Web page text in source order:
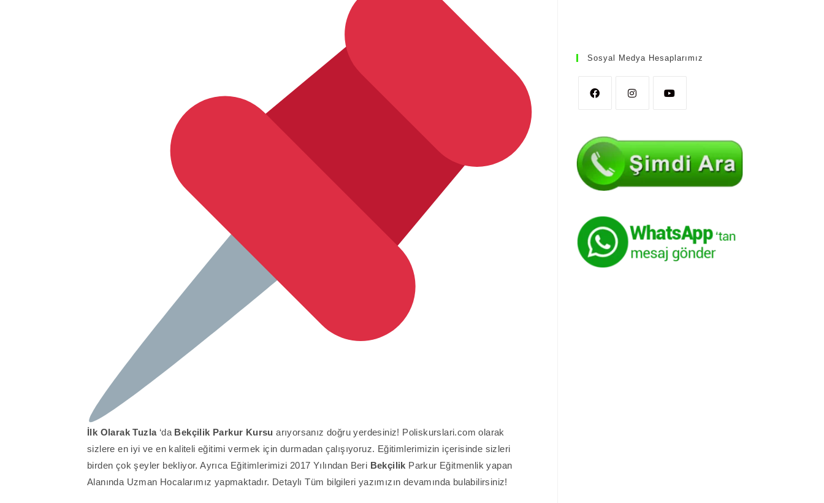
İlk OlarakTuzla ‘da Bekçilik Parkur Kursu arıyorsanız doğru yerdesiniz! Poliskurslari.com olarak
sizlere en iyi ve en kaliteli eğitimi vermek için durmadan çalışıyoruz. Eğitimlerimizin içerisinde sizleri
birden çok şeyler bekliyor. Ayrıca Eğitimlerimizi 2017 Yılından Beri Bekçilik Parkur Eğitmenlik yapan
Alanında Uzman Hocalarımız yapmaktadır. Detaylı Tüm bilgileri yazımızın devamında bulabilirsiniz!
Sosyal Medya Hesaplarımız